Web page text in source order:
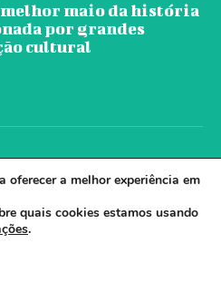
maio da história
por grandes
cultural
- Todos os direitos
por Cloudbe.
oferecer a melhor experiência em
quais cookies estamos usando
.